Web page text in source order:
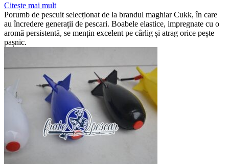
Citește mai mult
Porumb de pescuit selecționat de la brandul maghiar Cukk, în care
au încredere generații de pescari. Boabele elastice, impregnate cu o
aromă persistentă, se mențin excelent pe cârlig și atrag orice pește
pașnic.